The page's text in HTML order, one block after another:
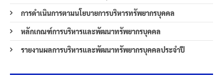
การดำเนินการตามนโยบายการบริหารทรัพยากรบุคคล
หลักเกณฑ์การบริหารและพัฒนาทรัพยากรบุคคล
รายงานผลการบริหารและพัฒนาทรัพยากรบุคคลประจำปี